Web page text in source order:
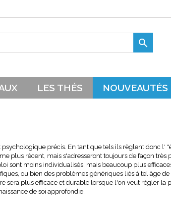

LES THÉS NOUVEAUTÉS
précis. En tant que tels ils règlent donc l'
plus récent, mais s'adresseront toujours de façon très
sont moins individualisés, mais beaucoup plus
ou bien des problèmes génériques liés à tel âge
sera plus efficace et durable lorsque l'on veut régler la
de soi approfondie.
liste
((cancelText))
pour ajouter des produits à votre liste d'envies.
Annuler